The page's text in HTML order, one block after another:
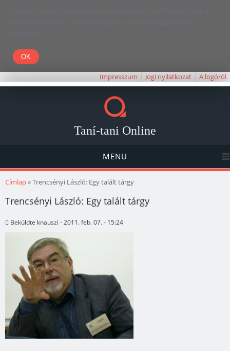
Kedves Olvasó! Weboldalunk böngészésével Ön elfogadja, hogy a
felhasználói élmény javítása céljából cookie-kat használunk.
Köszönjük!
Impresszum Jogi nyilatkozat A logóról
Taní-tani Online
MENU
Jelenlegi hely
Címlap» Trencsényi László: Egy talált tárgy
Trencsényi László: Egy talált tárgy
Beküldte knauszi - 2011. feb. 07. - 15:24